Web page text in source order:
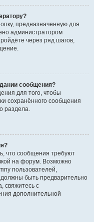
предназначенную для
администратором
через ряд шагов,
сообщения?
для того, чтобы
сохранённого сообщения
раздела.
что сообщения требуют
на форум. Возможно
пользователей,
быть предварительно
свяжитесь с
дополнительной